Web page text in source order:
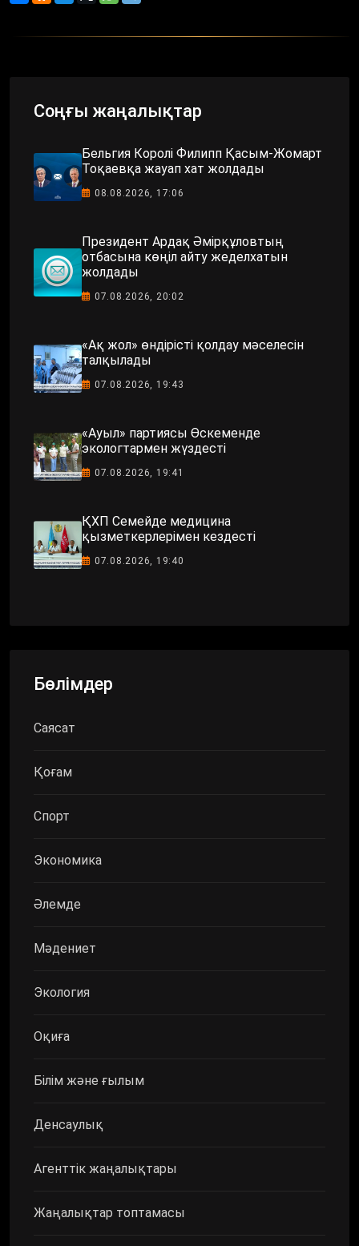
Соңғы жаңалықтар
Бельгия Королі Филипп Қасым-Жомарт
Тоқаевқа жауап хат жолдады
08.08.2026, 17:06
Президент Ардақ Әмірқұловтың
отбасына көңіл айту жеделхатын
жолдады
07.08.2026, 20:02
«Ақ жол» өндірісті қолдау мәселесін
талқылады
07.08.2026, 19:43
«Ауыл» партиясы Өскеменде
экологтармен жүздесті
07.08.2026, 19:41
ҚХП Семейде медицина
қызметкерлерімен кездесті
07.08.2026, 19:40
Бөлімдер
Саясат
Қоғам
Спорт
Экономика
Әлемде
Мәдениет
Экология
Оқиға
Білім және ғылым
Денсаулық
Агенттік жаңалықтары
Жаңалықтар топтамасы